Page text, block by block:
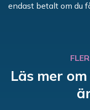
endast betalt om du
Läs mer